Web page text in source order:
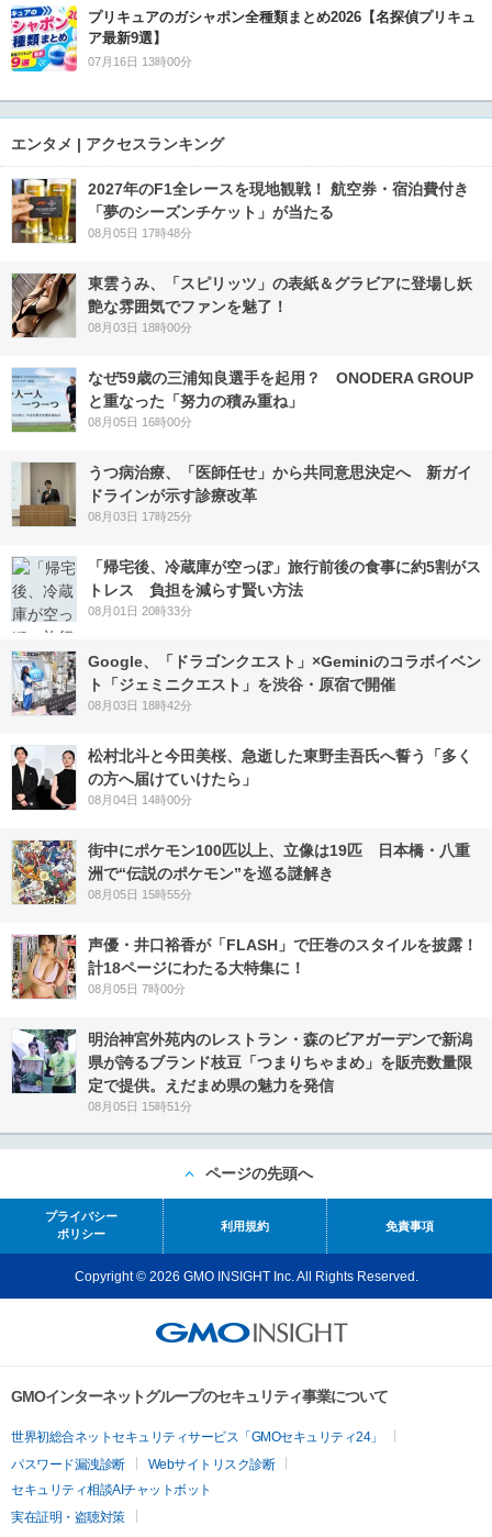
プリキュアのガシャポン全種類まとめ2026【名探偵プリキュ
ア最新9選】
07月16日 13時00分
エンタメ | アクセスランキング
2027年のF1全レースを現地観戦！ 航空券・宿泊費付き
「夢のシーズンチケット」が当たる
08月05日 17時48分
東雲うみ、「スピリッツ」の表紙＆グラビアに登場し妖
艶な雰囲気でファンを魅了！
08月03日 18時00分
なぜ59歳の三浦知良選手を起用？ ONODERA GROUP
と重なった「努力の積み重ね」
08月05日 16時00分
うつ病治療、「医師任せ」から共同意思決定へ 新ガイ
ドラインが示す診療改革
08月03日 17時25分
「帰宅後、冷蔵庫が空っぽ」旅行前後の食事に約5割がス
トレス 負担を減らす賢い方法
08月01日 20時33分
Google、「ドラゴンクエスト」×Geminiのコラボイベン
ト「ジェミニクエスト」を渋谷・原宿で開催
08月03日 18時42分
松村北斗と今田美桜、急逝した東野圭吾氏へ誓う「多く
の方へ届けていけたら」
08月04日 14時00分
街中にポケモン100匹以上、立像は19匹 日本橋・八重
洲で“伝説のポケモン”を巡る謎解き
08月05日 15時55分
声優・井口裕香が「FLASH」で圧巻のスタイルを披露！
計18ページにわたる大特集に！
08月05日 7時00分
明治神宮外苑内のレストラン・森のビアガーデンで新潟
県が誇るブランド枝豆「つまりちゃまめ」を販売数量限
定で提供。えだまめ県の魅力を発信
08月05日 15時51分
ページの先頭へ
プライバシー
ポリシー
利用規約 免責事項
Copyright © 2026 GMO INSIGHT Inc. All Rights Reserved.
GMOインターネットグループのセキュリティ事業について
世界初総合ネットセキュリティサービス「GMOセキュリティ24」
パスワード漏洩診断
Webサイトリスク診断
セキュリティ相談AIチャットボット
実在証明・盗聴対策